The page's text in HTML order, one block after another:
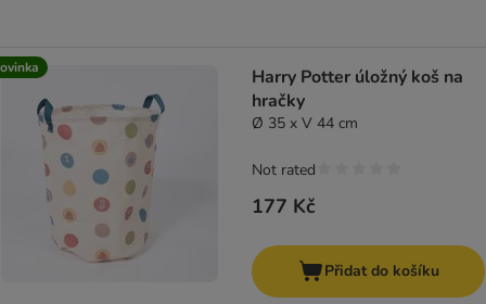
Harry Potter úložný koš na
hračky
Ø 35 x V 44 cm
177 Kč
Not rated
Přidat do košíku